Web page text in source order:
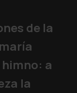
de la
himno: a
la